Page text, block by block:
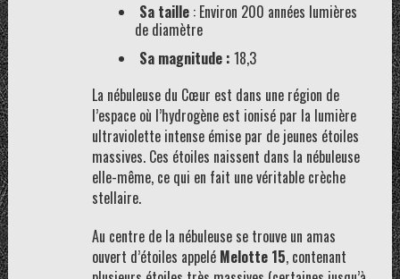
Sa taille: Environ 200 années lumières
de diamètre
Sa magnitude : 18,3
La nébuleuse du Cœur est dans une région de
l’espace où l’hydrogène est ionisé par la lumière
ultraviolette intense émise par de jeunes étoiles
massives. Ces étoiles naissent dans la nébuleuse
elle-même, ce qui en fait une véritable crèche
stellaire.
Au centre de la nébuleuse se trouve un amas
ouvert d’étoiles appelé Melotte 15, contenant